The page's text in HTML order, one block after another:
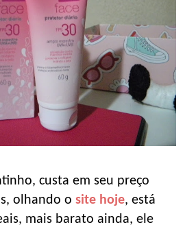
custa em seu preço
olhando o site hoje, está
mais barato ainda, ele